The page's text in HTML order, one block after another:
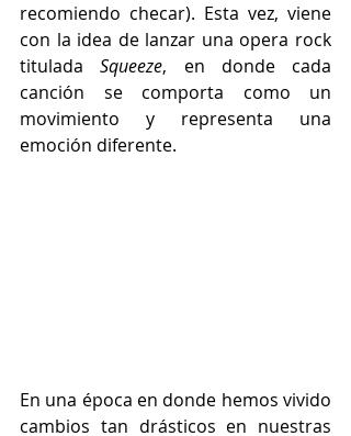
recomiendo checar). Esta vez, viene
con la idea de lanzar una opera rock
titulada Squeeze, en donde cada
canción se comporta como un
movimiento y representa una
emoción diferente.
En una época en donde hemos vivido
cambios tan drásticos en nuestras